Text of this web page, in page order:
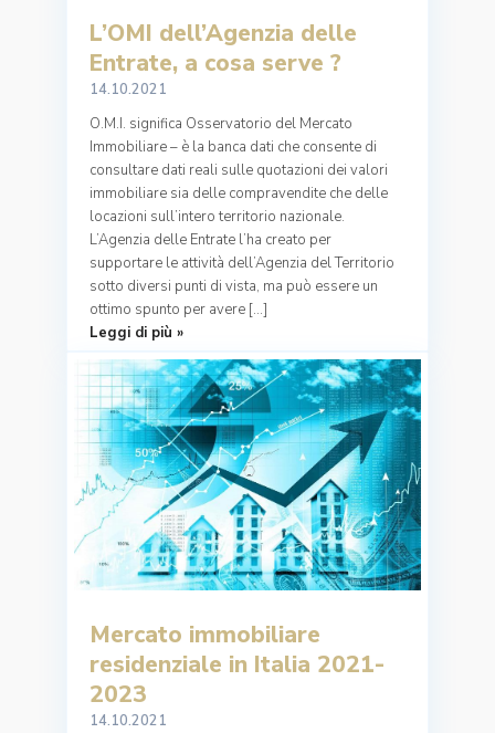
L’OMI dell’Agenzia delle
Entrate, a cosa serve ?
14.10.2021
O.M.I. significa Osservatorio del Mercato
Immobiliare – è la banca dati che consente di
consultare dati reali sulle quotazioni dei valori
immobiliare sia delle compravendite che delle
locazioni sull’intero territorio nazionale.
L’Agenzia delle Entrate l’ha creato per
supportare le attività dell’Agenzia del Territorio
sotto diversi punti di vista, ma può essere un
ottimo spunto per avere […]
Leggi di più »
Mercato immobiliare
residenziale in Italia 2021-
2023
14.10.2021